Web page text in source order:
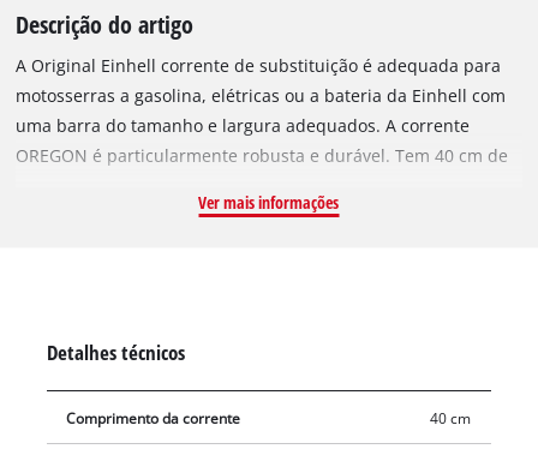
Descrição do artigo
A Original Einhell corrente de substituição é adequada para
motosserras a gasolina, elétricas ou a bateria da Einhell com
uma barra do tamanho e largura adequados. A corrente
OREGON é particularmente robusta e durável. Tem 40 cm de
passo da corrente de 9,5 mm (3/8 polegadas). Os elos de
Ver mais informações
Detalhes técnicos
Comprimento da corrente 40 cm